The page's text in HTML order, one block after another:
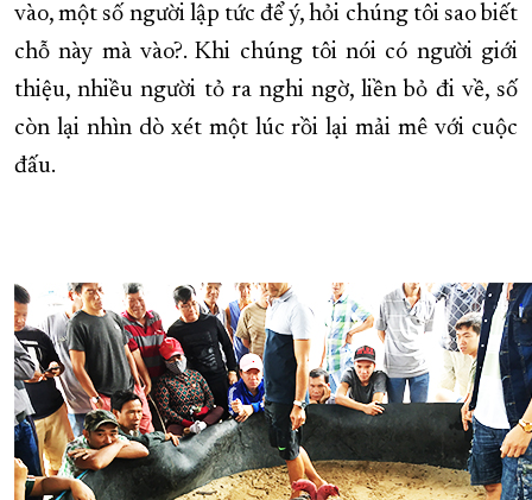
vào, một số người lập tức để ý, hỏi chúng tôi sao biết
chỗ này mà vào?. Khi chúng tôi nói có người giới
thiệu, nhiều người tỏ ra nghi ngờ, liền bỏ đi về, số
còn lại nhìn dò xét một lúc rồi lại mải mê với cuộc
đấu.